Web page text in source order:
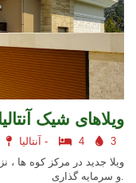
ویلاهای شیک
آنتالیا - 4
3
ویلا جدید در مرکز کوه ها ،
و سرمایه گذاری.